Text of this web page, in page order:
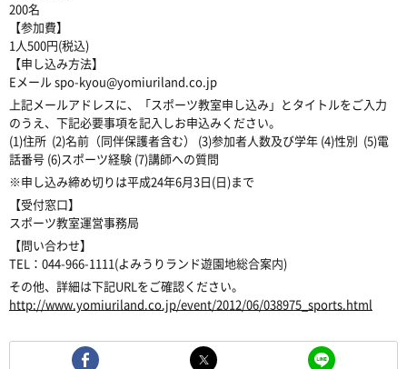
200名
【参加費】
1人500円(税込)
【申し込み方法】
Eメール spo-kyou@yomiuriland.co.jp
上記メールアドレスに、「スポーツ教室申し込み」とタイトルをご入力
のうえ、下記必要事項を記入しお申込みください。
(1)住所 (2)名前（同伴保護者含む） (3)参加者人数及び学年 (4)性別 (5)電
話番号 (6)スポーツ経験 (7)講師への質問
※申し込み締め切りは平成24年6月3日(日)まで
【受付窓口】
スポーツ教室運営事務局
【問い合わせ】
TEL：044-966-1111(よみうりランド遊園地総合案内)
その他、詳細は下記URLをご確認ください。
http://www.yomiuriland.co.jp/event/2012/06/038975_sports.html